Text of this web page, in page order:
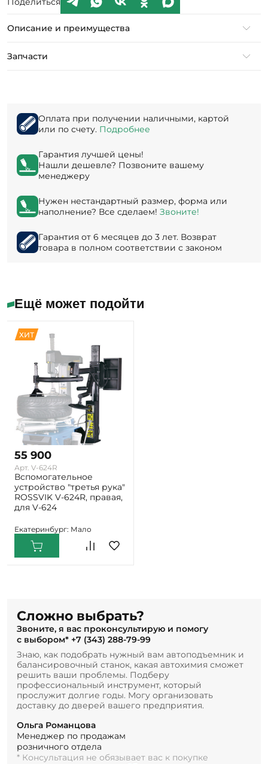
Описание и преимущества
Запчасти
Оплата при получении наличными, картой
или по счету. Подробнее
Гарантия лучшей цены!
Нашли дешевле? Позвоните вашему
менеджеру
Нужен нестандартный размер, форма или
наполнение? Все сделаем! Звоните!
Гарантия от 6 месяцев до 3 лет. Возврат
товара в полном соответствии с законом
Ещё может подойти
ХИТ
55 900
Арт. V-624R
Вспомогательное
устройство "третья рука"
ROSSVIK V-624R, правая,
для V-624
Екатеринбург: Мало
Сложно выбрать?
Звоните, я вас проконсультирую и помогу
с выбором* +7 (343) 288-79-99
Знаю, как подобрать нужный вам автоподъемник и
балансировочный станок, какая автохимия сможет
решить ваши проблемы. Подберу
профессиональный инструмент, который
прослужит долгие годы. Могу организовать
доставку до дверей вашего предприятия.
Ольга Романцова
Менеджер по продажам
розничного отдела
* Консультация не обязывает вас к покупке